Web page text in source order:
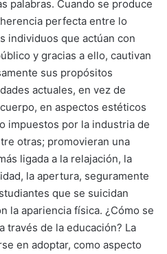
palabras. Cuando se produce
perfecta entre lo
individuos que actúan con
y gracias a ello, cautivan
sus propósitos
actuales, en vez de
en aspectos estéticos
impuestos por la industria de
otras; promovieran una
ligada a la relajación, la
la apertura, seguramente
que se suicidan
la apariencia física. ¿Cómo se
través de la educación? La
en adoptar, como aspecto